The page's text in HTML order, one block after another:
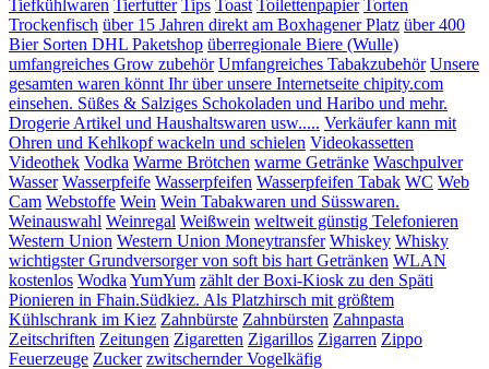
Tiefkühlwaren Tierfutter Tips Toast Toilettenpapier Torten
Trockenfisch über 15 Jahren direkt am Boxhagener Platz über 400
Bier Sorten DHL Paketshop überregionale Biere (Wulle)
umfangreiches Grow zubehör Umfangreiches Tabakzubehör Unsere
gesamten waren könnt Ihr über unsere Internetseite chipity.com
einsehen. Süßes & Salziges Schokoladen und Haribo und mehr.
Drogerie Artikel und Haushaltswaren usw..... Verkäufer kann mit
Ohren und Kehlkopf wackeln und schielen Videokassetten
Videothek Vodka Warme Brötchen warme Getränke Waschpulver
Wasser Wasserpfeife Wasserpfeifen Wasserpfeifen Tabak WC Web
Cam Webstoffe Wein Wein Tabakwaren und Süsswaren.
Weinauswahl Weinregal Weißwein weltweit günstig Telefonieren
Western Union Western Union Moneytransfer Whiskey Whisky
wichtigster Grundversorger von soft bis hart Getränken WLAN
kostenlos Wodka YumYum zählt der Boxi-Kiosk zu den Späti
Pionieren in Fhain.Südkiez. Als Platzhirsch mit größtem
Kühlschrank im Kiez Zahnbürste Zahnbürsten Zahnpasta
Zeitschriften Zeitungen Zigaretten Zigarillos Zigarren Zippo
Feuerzeuge Zucker zwitschernder Vogelkäfig